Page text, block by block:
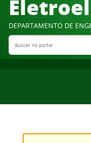
DEPARTAMENTO DE
Buscar no portal